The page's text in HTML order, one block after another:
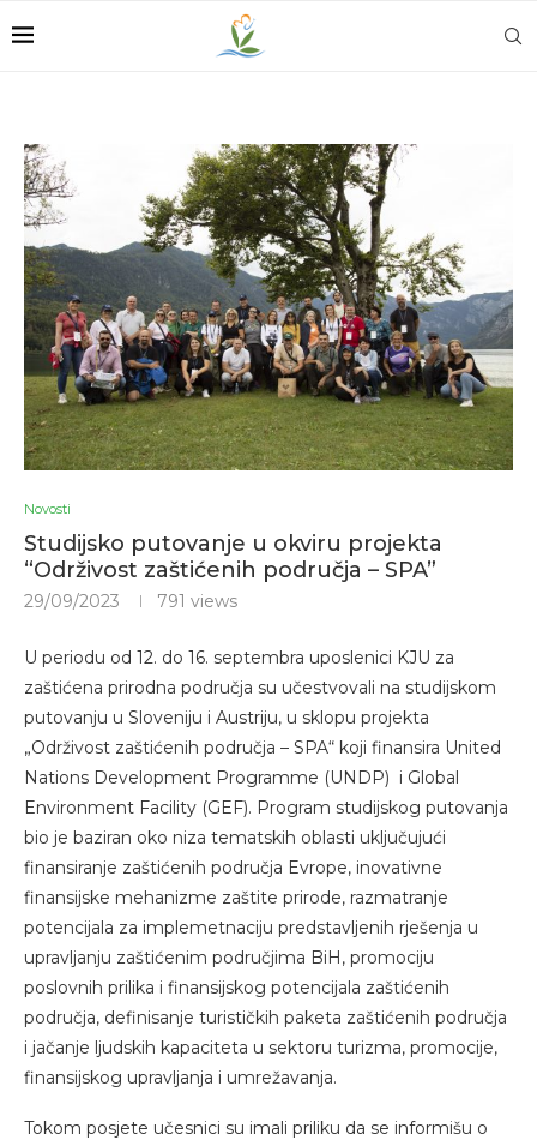
Novosti
Studijsko putovanje u okviru projekta
“Održivost zaštićenih područja – SPA”
29/09/2023 791 views
U periodu od 12. do 16. septembra uposlenici KJU za
zaštićena prirodna područja su učestvovali na studijskom
putovanju u Sloveniju i Austriju, u sklopu projekta
„Održivost zaštićenih područja – SPA“ koji finansira United
Nations Development Programme (UNDP) i Global
Environment Facility (GEF). Program studijskog putovanja
bio je baziran oko niza tematskih oblasti uključujući
finansiranje zaštićenih područja Evrope, inovativne
finansijske mehanizme zaštite prirode, razmatranje
potencijala za implemetnaciju predstavljenih rješenja u
upravljanju zaštićenim područjima BiH, promociju
poslovnih prilika i finansijskog potencijala zaštićenih
područja, definisanje turističkih paketa zaštićenih područja
i jačanje ljudskih kapaciteta u sektoru turizma, promocije,
finansijskog upravljanja i umrežavanja.
Tokom posjete učesnici su imali priliku da se informišu o